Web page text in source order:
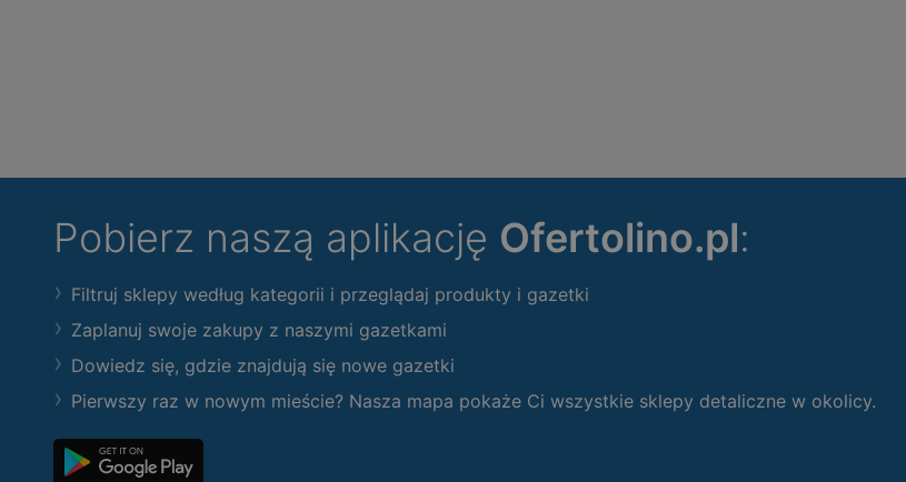
Pobierz naszą aplikację Ofertolino.pl:
Filtruj sklepy według kategorii i przeglądaj produkty i gazetki
Zaplanuj swoje zakupy z naszymi gazetkami
Dowiedz się, gdzie znajdują się nowe gazetki
Pierwszy raz w nowym mieście? Nasza mapa pokaże Ci wszystkie sklepy detaliczne w okolicy.